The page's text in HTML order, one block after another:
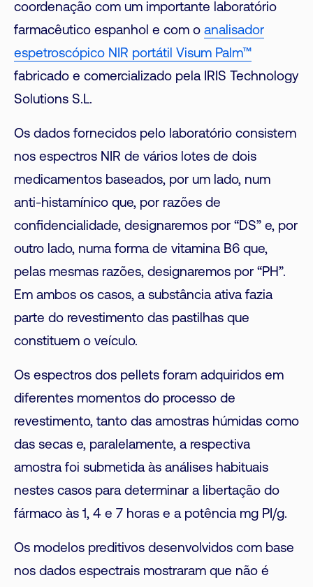
coordenação com um importante laboratório
farmacêutico espanhol e com o analisador
espetroscópico NIR portátil Visum Palm™
fabricado e comercializado pela IRIS Technology
Solutions S.L.
Os dados fornecidos pelo laboratório consistem
nos espectros NIR de vários lotes de dois
medicamentos baseados, por um lado, num
anti-histamínico que, por razões de
confidencialidade, designaremos por “DS” e, por
outro lado, numa forma de vitamina B6 que,
pelas mesmas razões, designaremos por “PH”.
Em ambos os casos, a substância ativa fazia
parte do revestimento das pastilhas que
constituem o veículo.
Os espectros dos pellets foram adquiridos em
diferentes momentos do processo de
revestimento, tanto das amostras húmidas como
das secas e, paralelamente, a respectiva
amostra foi submetida às análises habituais
nestes casos para determinar a libertação do
fármaco às 1, 4 e 7 horas e a potência mg PI/g.
Os modelos preditivos desenvolvidos com base
nos dados espectrais mostraram que não é